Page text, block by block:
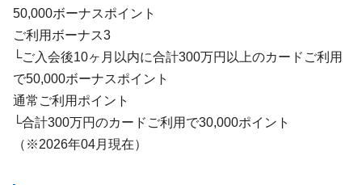
50,000ボーナスポイント
ご利用ボーナス3
└ご入会後10ヶ月以内に合計300万円以上のカードご利用
で50,000ボーナスポイント
通常ご利用ポイント
└合計300万円のカードご利用で30,000ポイント
（※2026年04月現在）